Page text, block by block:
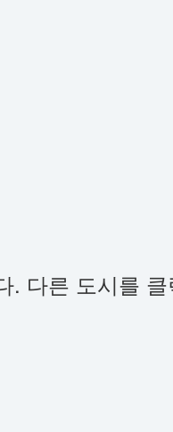
. 다른 도시를